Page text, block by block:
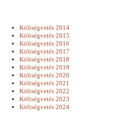
Költségvetés 2014
Költségvetés 2015
Költségvetés 2016
Költségvetés 2017
Költségvetés 2018
Költségvetés 2019
Költségvetés 2020
Költségvetés 2021
Költségvetés 2022
Költségvetés 2023
Költségvetés 2024